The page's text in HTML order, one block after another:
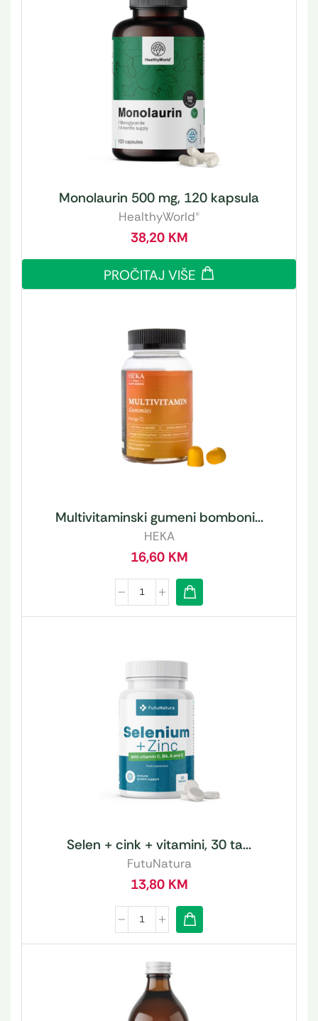
Monolaurin 500 mg, 120 kapsula
HealthyWorld®
38,20 KM
PROČITAJ VIŠE
Multivitaminski gumeni bomboni...
HEKA
16,60 KM
Selen + cink + vitamini, 30 ta...
FutuNatura
13,80 KM